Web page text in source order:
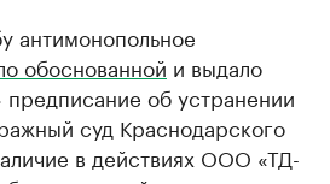
антимонопольное
обоснованной и выдало
об устранении
суд Краснодарского
в действиях ООО «ТД-